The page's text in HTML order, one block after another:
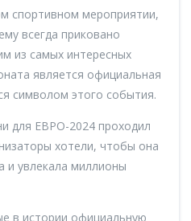
спортивном мероприятии,
всегда приковано
из самых интересных
является официальная
символом этого события.
для ЕВРО-2024 проходил
хотели, чтобы она
и увлекала миллионы
в истории официальную